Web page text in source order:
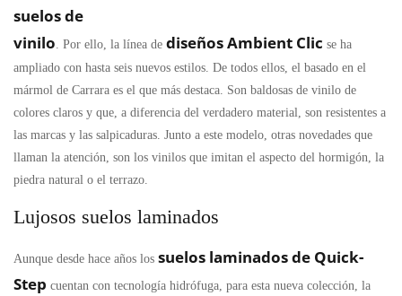
suelos de
vinilo. Por ello, la línea de diseños Ambient Clic se ha
ampliado con hasta seis nuevos estilos. De todos ellos, el basado en el
mármol de Carrara es el que más destaca. Son baldosas de vinilo de
colores claros y que, a diferencia del verdadero material, son resistentes a
las marcas y las salpicaduras. Junto a este modelo, otras novedades que
llaman la atención, son los vinilos que imitan el aspecto del hormigón, la
piedra natural o el terrazo.
Lujosos suelos laminados
Aunque desde hace años los suelos laminados de Quick-
Step cuentan con tecnología hidrófuga, para esta nueva colección, la